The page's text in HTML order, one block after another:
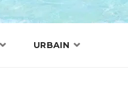
URBAIN